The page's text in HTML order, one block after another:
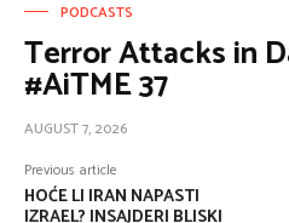
PODCASTS
Terror Attacks in
#AiTME 37
AUGUST 7, 2026
Previous article
HOĆE LI IRAN NAPASTI